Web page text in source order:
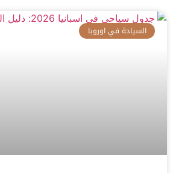
السياحة في اوروبا